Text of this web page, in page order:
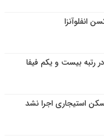
انفلوآنزا
رتبه بیست و یکم فیفا
استیجاری اجرا نشد